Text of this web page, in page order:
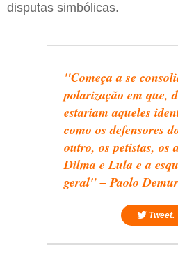
disputas simbólicas.
"Começa a se
polarização em que,
estariam aqueles
como os defensores
outro, os petistas, os
Dilma e Lula e a
geral" – Paolo
Tweet.